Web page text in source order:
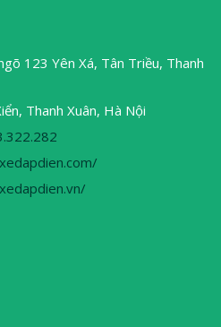
123 Yên Xá, Tân Triều, Thanh
Thanh Xuân, Hà Nội